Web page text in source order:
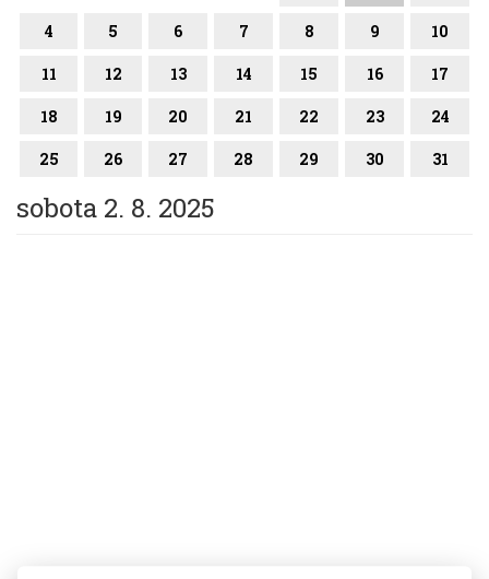
4 5 6 7 8 9 10
11 12 13 14 15 16 17
18 19 20 21 22 23 24
25 26 27 28 29 30 31
sobota 2. 8. 2025